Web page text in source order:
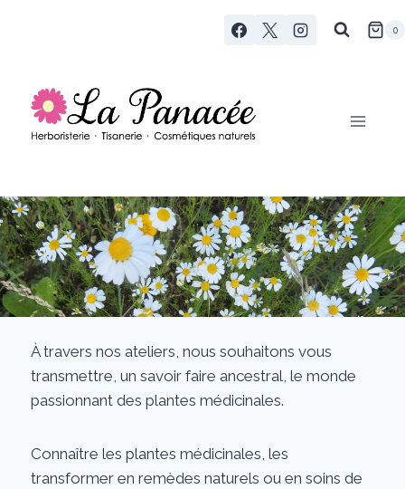
0
À travers nos ateliers, nous souhaitons vous
transmettre, un savoir faire ancestral, le monde
passionnant des plantes médicinales.
Connaître les plantes médicinales, les
transformer en remèdes naturels ou en soins de